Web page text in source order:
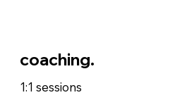
coaching.
1:1 sessions